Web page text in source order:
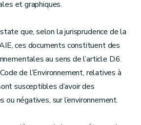
et graphiques.
que, selon la jurisprudence de la
ces documents constituent des
au sens de l’article D.6.
de l’Environnement, relatives à
susceptibles d’avoir des
ou négatives, sur l’environnement.